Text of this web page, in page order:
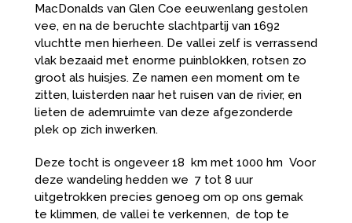
MacDonalds van Glen Coe eeuwenlang gestolen
vee, en na de beruchte slachtpartij van 1692
vluchtte men hierheen. De vallei zelf is verrassend
vlak bezaaid met enorme puinblokken, rotsen zo
groot als huisjes. Ze namen een moment om te
zitten, luisterden naar het ruisen van de rivier, en
lieten de ademruimte van deze afgezonderde
plek op zich inwerken.
Deze tocht is ongeveer 18 km met 1000 hm Voor
deze wandeling hedden we 7 tot 8 uur
uitgetrokken precies genoeg om op ons gemak
te klimmen, de vallei te verkennen, de top te